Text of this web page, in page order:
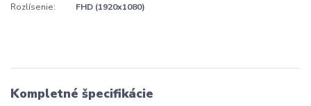
Rozlísenie:
FHD (1920x1080)
Kompletné špecifikácie